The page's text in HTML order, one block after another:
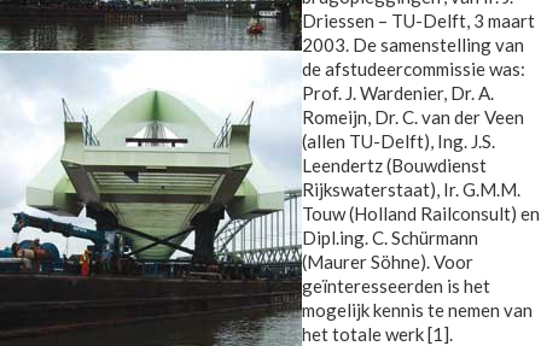
Driessen – TU-Delft, 3 maart
2003. De samenstelling van
de afstudeercommissie was:
Prof. J. Wardenier, Dr. A.
Romeijn, Dr. C. van der Veen
(allen TU-Delft), Ing. J.S.
Leendertz (Bouwdienst
Rijkswaterstaat), Ir. G.M.M.
Touw (Holland Railconsult) en
Dipl.ing. C. Schürmann
(Maurer Söhne). Voor
geïnteresseerden is het
mogelijk kennis te nemen van
het totale werk [1].